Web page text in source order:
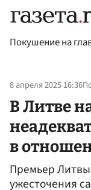
Покушение на
8 апреля 2025 16:36
В Литве
в
Премьер
ужесточения